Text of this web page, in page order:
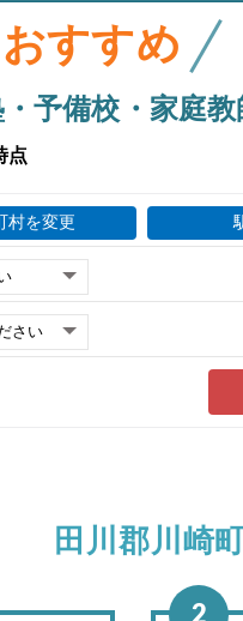
おすすめ
予備校・家庭教
点
村を変更
田川郡川崎